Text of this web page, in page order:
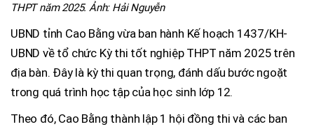
THPT năm 2025. Ảnh: Hải Nguyễn
UBND tỉnh Cao Bằng vừa ban hành Kế hoạch 1437/KH-
UBND về tổ chức Kỳ thi tốt nghiệp THPT năm 2025 trên
địa bàn. Đây là kỳ thi quan trọng, đánh dấu bước ngoặt
trong quá trình học tập của học sinh lớp 12.
Theo đó, Cao Bằng thành lập 1 hội đồng thi và các ban